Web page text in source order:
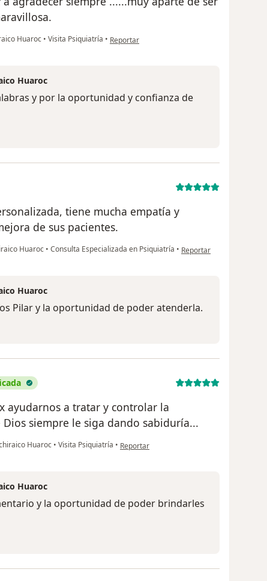
Huaroc • Visita Psiquiatría • en opinión del usuario ISELENIA
Reportar
Huaroc
y por la oportunidad y confianza de
tiene mucha empatía y
de sus pacientes.
Huaroc • Consulta Especializada en Psiquiatría • en opinión del usuario Pilar
Reportar
Huaroc
Pilar y la oportunidad de poder atenderla.
ayudarnos a tratar y controlar la
siempre le siga dando sabiduría...
Huaroc • Visita Psiquiatría • en opinión del usuario Cuenta eliminada
Reportar
Huaroc
y la oportunidad de poder brindarles